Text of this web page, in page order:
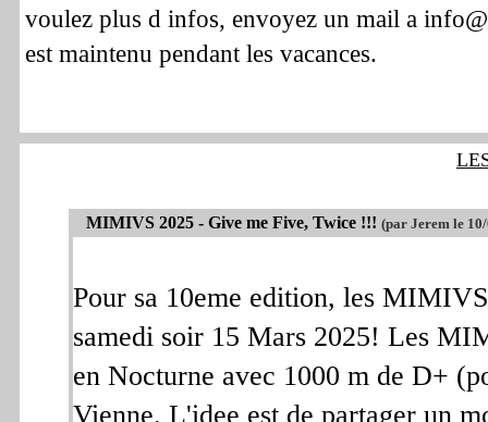
voulez plus d infos, envoyez un mail a
est maintenu pendant les vacances.
MIMIVS 2025 - Give me Five, Twice !!! (par Jerem le
Pour sa 10eme edition, les
samedi soir 15 Mars 2025! Les
en Nocturne avec 1000 m de D+
Vienne. L'idee est de partager un